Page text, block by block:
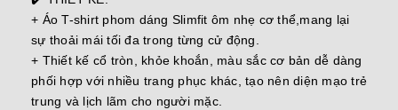
+ Áo T-shirt phom dáng Slimfit ôm nhẹ cơ thể,mang lại
sự thoải mái tối đa trong từng cử động.
+ Thiết kế cổ tròn, khỏe khoắn, màu sắc cơ bản dễ dàng
phối hợp với nhiều trang phục khác, tạo nên diện mạo trẻ
trung và lịch lãm cho người mặc.